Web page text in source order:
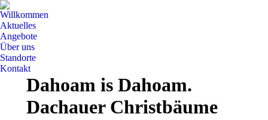
Willkommen
Aktuelles
Angebote
Über uns
Standorte
Kontakt
Dahoam is Dahoam.
Dachauer Christbäume